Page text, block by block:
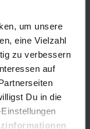
um unsere
eine Vielzahl
zu verbessern
auf
Du in die